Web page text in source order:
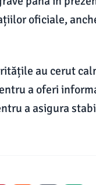
oficiale,
au cerut
a oferi
a asigura